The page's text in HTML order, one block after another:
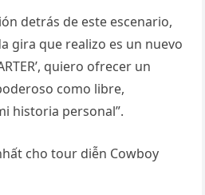
detrás de este escenario,
gira que realizo es un nuevo
quiero ofrecer un
como libre,
historia personal”.